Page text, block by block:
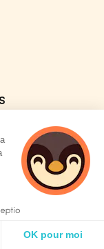
OK pour moi
2 personnes
consultent
actuellement cette